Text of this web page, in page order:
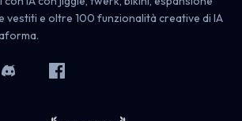
vestiti e oltre 100 funzionalità creative di IA
Discord Facebook